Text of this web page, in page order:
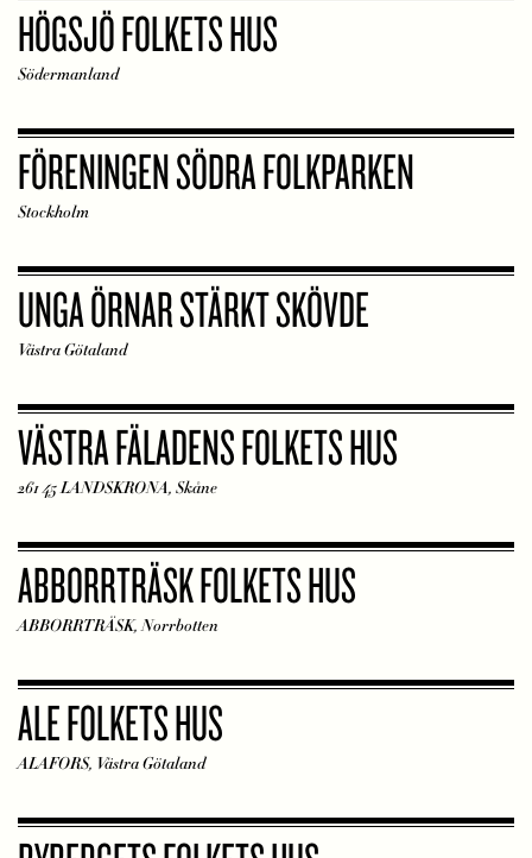
HÖGSJÖ FOLKETS HUS
Södermanland
FÖRENINGEN SÖDRA FOLKPARKEN
Stockholm
UNGA ÖRNAR STÄRKT SKÖVDE
Västra Götaland
VÄSTRA FÄLADENS FOLKETS HUS
261 45 LANDSKRONA, Skåne
ABBORRTRÄSK FOLKETS HUS
ABBORRTRÄSK, Norrbotten
ALE FOLKETS HUS
ALAFORS, Västra Götaland